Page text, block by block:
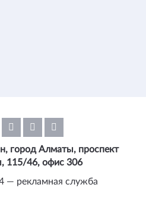
город Алматы, проспект
115/46, офис 306
— рекламная служба